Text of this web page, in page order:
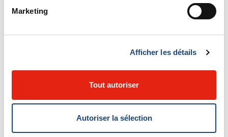
Marketing
Afficher les détails
Tout autoriser
Autoriser la sélection
Modélisation de la genèse des môles
problème de santé et de reproduction, les chercheurs
ont modélisé la maladie chez des souris présentant une
HFM1.
« Nous avons observé plusieurs défauts qui affectent
la progression méiotique, dont certains avaient déjà été